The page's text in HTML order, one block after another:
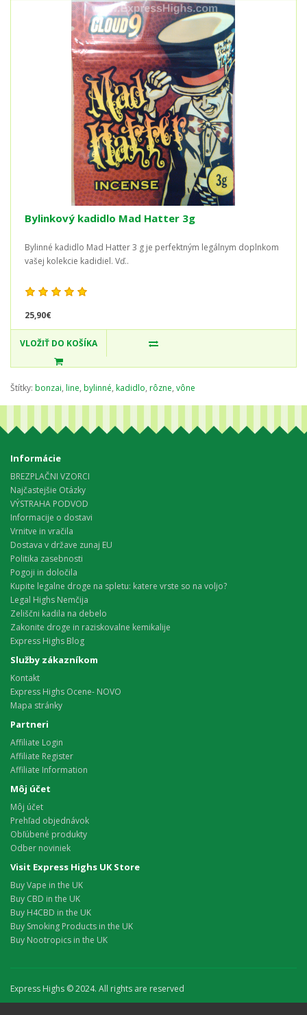
Bylinkový kadidlo Mad Hatter 3g
Bylinné kadidlo Mad Hatter 3 g je perfektným legálnym doplnkom
vašej kolekcie kadidiel. Vď..
25,90€
VLOŽIŤ DO KOŠÍKA
Štítky: bonzai, line, bylinné, kadidlo, rôzne, vône
Informácie
BREZPLAČNI VZORCI
Najčastejšie Otázky
VÝSTRAHA PODVOD
Informacije o dostavi
Vrnitve in vračila
Dostava v države zunaj EU
Politika zasebnosti
Pogoji in določila
Kupite legalne droge na spletu: katere vrste so na voljo?
Legal Highs Nemčija
Zeliščni kadila na debelo
Zakonite droge in raziskovalne kemikalije
Express Highs Blog
Služby zákazníkom
Kontakt
Express Highs Ocene- NOVO
Mapa stránky
Partneri
Affiliate Login
Affiliate Register
Affiliate Information
Môj účet
Môj účet
Prehľad objednávok
Obľúbené produkty
Odber noviniek
Visit Express Highs UK Store
Buy Vape in the UK
Buy CBD in the UK
Buy H4CBD in the UK
Buy Smoking Products in the UK
Buy Nootropics in the UK
Express Highs © 2024. All rights are reserved